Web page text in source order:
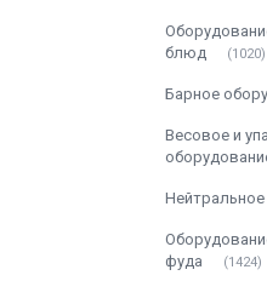
блюд
1020
Барное
Весовое и
фуда
1424